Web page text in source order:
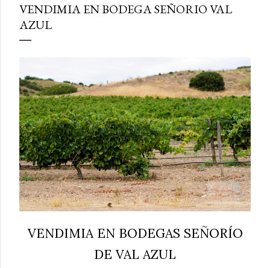
satisface. Estas alubias crujientes al horno van a cambiar
por completo tu forma de ver las legumbres. Olvídate de
asociar las alubias únicamente a los guisos tradicionales y
revolucionaria, transformaremos un ingrediente tan
humilde como la alubia de La Bañeza en un snack ligero,
dorado, cargado de proteína y 100% natural. Es el
sustituto perfecto a los frutos se...
VENDIMIA EN BODEGA SEÑORIO VAL
AZUL
VENDIMIA EN BODEGAS SEÑORÍO
DE VAL AZUL